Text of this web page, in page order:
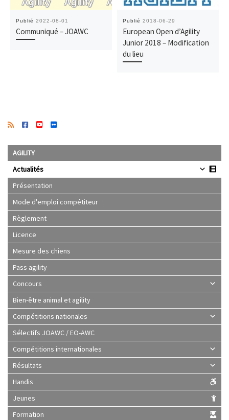
Publié 2022-08-01
Communiqué – JOAWC
Publié 2018-06-29
European Open d’Agility
Junior 2018 – Modification
du lieu
AGILITY
Actualités
Présentation
Mode d'emploi compétiteur
Règlement
Licence
Mesure des chiens
Pass agility
Concours
Bien-être animal et agility
Compétitions nationales
Sélectifs JOAWC / EO-AWC
Compétitions internationales
Résultats
Handis
Jeunes
Formation